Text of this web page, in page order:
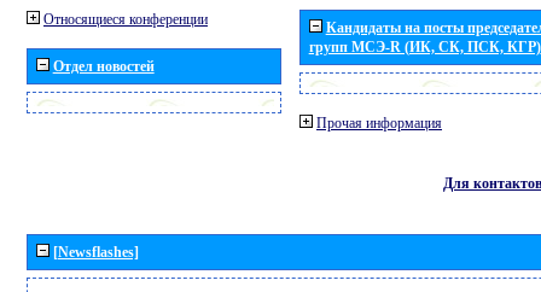
Относящиеся конференции
Отдел новостей
Кандидаты на посты
групп МСЭ-R (ИК, СК, ПСК, КГР)
Прочая информация
Для контактов
[Newsflashes]